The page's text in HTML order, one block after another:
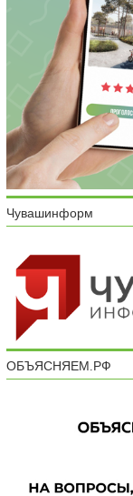
Чувашинформ
ОБЪЯСНЯЕМ.РФ